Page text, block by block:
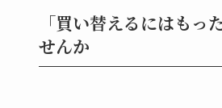
「買い替えるにはも
せんか